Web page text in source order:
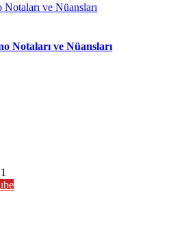
ve Nüansları
Notaları ve Nüansları